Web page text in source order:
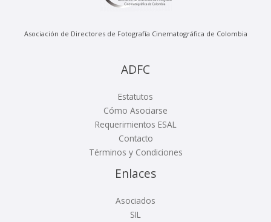
Asociación de Directores de Fotografía Cinematográfica de Colombia
ADFC
Estatutos
Cómo Asociarse
Requerimientos ESAL
Contacto
Términos y Condiciones
Enlaces
Asociados
SIL